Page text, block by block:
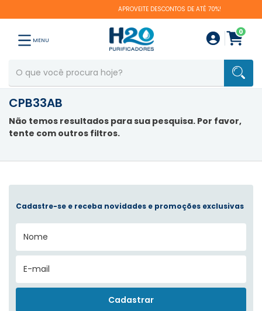
APROVEITE DESCONTOS DE ATÉ 70%!
MENU
0
CPB33AB
Não temos resultados para sua pesquisa. Por favor,
tente com outros filtros.
Cadastre-se e receba novidades e promoções exclusivas